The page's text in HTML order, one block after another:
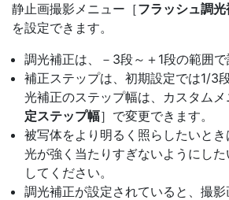
静止画撮影メニュー［フラッシュ調
を設定できます。
調光補正は、－3段～＋1段の範囲で
補正ステップは、初期設定では1/3
光補正のステップ幅は、カスタム
定ステップ幅］で変更できます。
被写体をより明るく照らしたいと
光が強く当たりすぎないようにし
してください。
調光補正が設定されていると、撮